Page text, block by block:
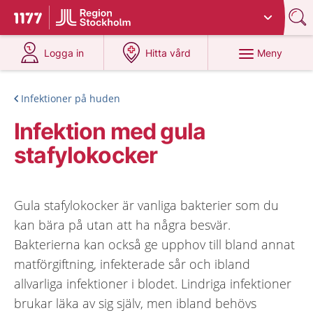
Till startsidan för 1177
Du har valt region
Logga in
på 1177.se
Hitta vård
på 1177.se
Meny
Infektioner på huden
Infektion med gula
stafylokocker
Gula stafylokocker är vanliga bakterier som du
kan bära på utan att ha några besvär.
Bakterierna kan också ge upphov till bland annat
matförgiftning, infekterade sår och ibland
allvarliga infektioner i blodet. Lindriga infektioner
brukar läka av sig själv, men ibland behövs